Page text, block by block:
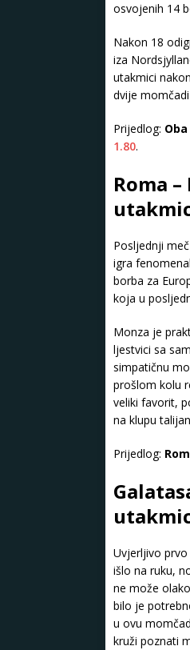
osvojenih 14
Nakon 18
iza
utakmici
dvije
Prijedlog:
1.80.
Roma
Posljednji
igra
borba za
koja u
Monza je
ljestvici sa
simpatičnu
prošlom kolu
veliki favorit,
na klupu
Prijedlog:
Uvjerljivo
išlo na ruku,
ne može
bilo je
u ovu
kruži poznati